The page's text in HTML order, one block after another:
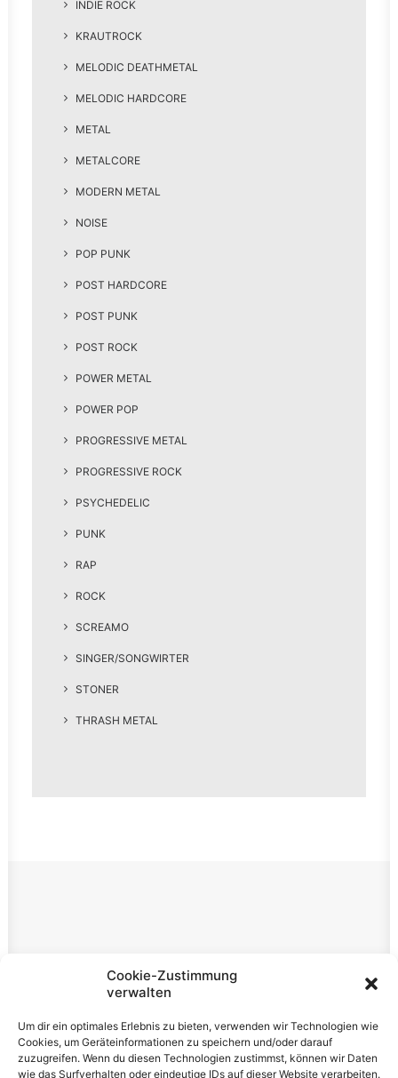
Cookie-Zustimmung
verwalten
Um dir ein optimales Erlebnis zu bieten, verwenden wir Technologien wie
Cookies, um Geräteinformationen zu speichern und/oder darauf
zuzugreifen. Wenn du diesen Technologien zustimmst, können wir Daten
wie das Surfverhalten oder eindeutige IDs auf dieser Website verarbeiten.
INDIE ROCK
KRAUTROCK
MELODIC DEATHMETAL
MELODIC HARDCORE
METAL
METALCORE
MODERN METAL
NOISE
POP PUNK
POST HARDCORE
POST PUNK
POST ROCK
POWER METAL
POWER POP
PROGRESSIVE METAL
PROGRESSIVE ROCK
PSYCHEDELIC
PUNK
RAP
ROCK
SCREAMO
SINGER/SONGWIRTER
STONER
THRASH METAL
Rechtliches
Datenschutzerklärung
Cookie-Richtlinie (EU)